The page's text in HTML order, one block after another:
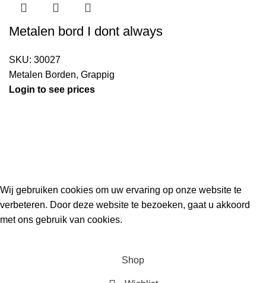
Metalen bord I dont always
SKU: 30027
Metalen Borden, Grappig
Login to see prices
Wij gebruiken cookies om uw ervaring op onze website te
verbeteren. Door deze website te bezoeken, gaat u akkoord
met ons gebruik van cookies.
Shop